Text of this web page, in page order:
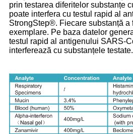
prin testarea diferitelor substanțe
poate interfera cu testul rapid al
StrongStep®. Fiecare substanță a
exemplare. Pe baza datelor
testul rapid al antigenului SARS-
interferează cu substanțele testate.